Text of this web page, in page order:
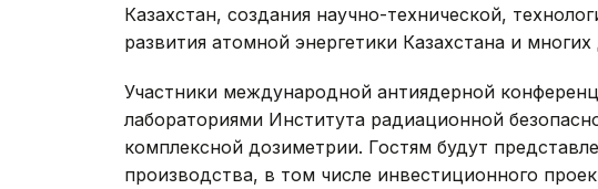
Казахстан, создания научно-технической,
развития атомной энергетики Казахстана и многих
Участники международной антиядерной
лабораториями Института радиационной
комплексной дозиметрии. Гостям будут
производства, в том числе инвестиционного